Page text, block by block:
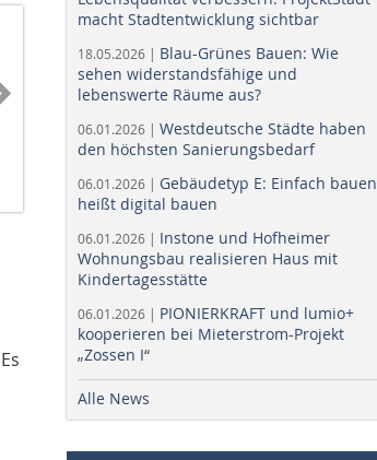
macht Stadtentwicklung sichtbar
18.05.2026 | Blau-Grünes Bauen: Wie
sehen widerstandsfähige und
lebenswerte Räume aus?
06.01.2026 | Westdeutsche Städte haben
den höchsten Sanierungsbedarf
06.01.2026 | Gebäudetyp E: Einfach bauen
heißt digital bauen
06.01.2026 | Instone und Hofheimer
Wohnungsbau realisieren Haus mit
Kindertagesstätte
06.01.2026 | PIONIERKRAFT und lumio+
kooperieren bei Mieterstrom-Projekt
„Zossen I“
Alle News